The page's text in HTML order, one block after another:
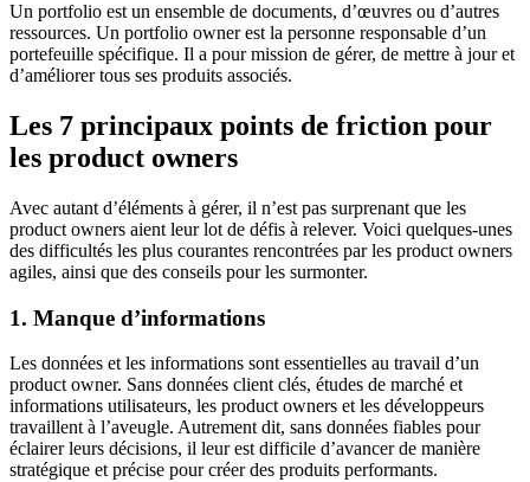
Un portfolio est un ensemble de documents, d’œuvres ou d’autres
ressources. Un portfolio owner est la personne responsable d’un
portefeuille spécifique. Il a pour mission de gérer, de mettre à jour et
d’améliorer tous ses produits associés.
Les 7 principaux points de friction pour
les product owners
Avec autant d’éléments à gérer, il n’est pas surprenant que les
product owners aient leur lot de défis à relever. Voici quelques-unes
des difficultés les plus courantes rencontrées par les product owners
agiles, ainsi que des conseils pour les surmonter.
1. Manque d’informations
Les données et les informations sont essentielles au travail d’un
product owner. Sans données client clés, études de marché et
informations utilisateurs, les product owners et les développeurs
travaillent à l’aveugle. Autrement dit, sans données fiables pour
éclairer leurs décisions, il leur est difficile d’avancer de manière
stratégique et précise pour créer des produits performants.